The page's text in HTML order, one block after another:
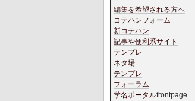
編集を希望される方へ
コテハンフォーム
新コテハン
記事や便利系サイト
テンプレ
ネタ場
テンプレ
フォーラム
学名ポータルfrontpage